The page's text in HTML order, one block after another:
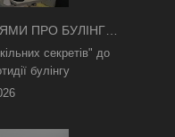
ПРО БУЛІНГ
секретів" до
булінгу